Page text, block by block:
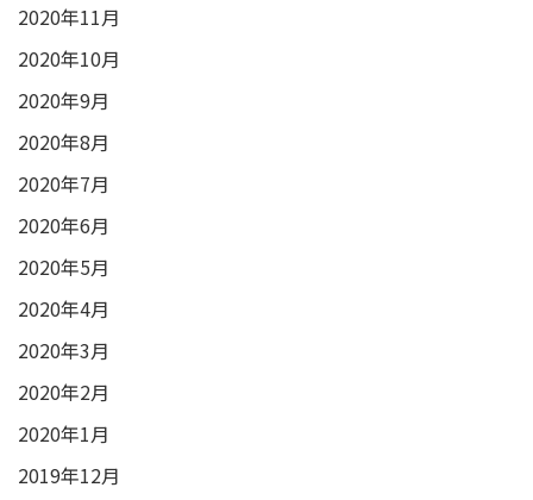
2020年11月
2020年10月
2020年9月
2020年8月
2020年7月
2020年6月
2020年5月
2020年4月
2020年3月
2020年2月
2020年1月
2019年12月